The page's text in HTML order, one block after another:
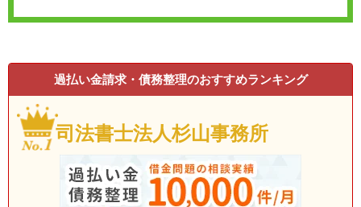
過払い金請求・債務整理のおすすめランキング
司法書士法人杉山事務所